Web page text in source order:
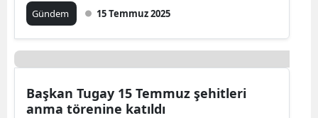
Gündem 15 Temmuz 2025
Başkan Tugay 15 Temmuz şehitleri
anma törenine katıldı